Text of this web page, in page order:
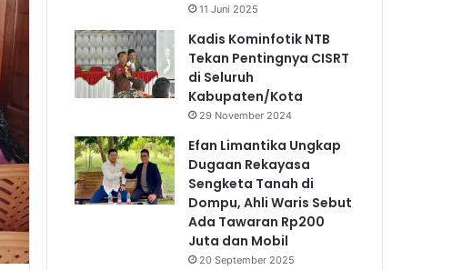
11 Juni 2025
Kadis Kominfotik NTB
Tekan Pentingnya CISRT
di Seluruh
Kabupaten/Kota
29 November 2024
Efan Limantika Ungkap
Dugaan Rekayasa
Sengketa Tanah di
Dompu, Ahli Waris Sebut
Ada Tawaran Rp200
Juta dan Mobil
20 September 2025